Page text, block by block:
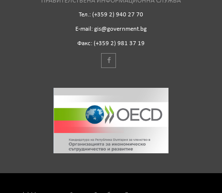
Тел.: (+359 2) 940 27 70
Е-mail: gis@government.bg
Факс: (+359 2) 981 37 19